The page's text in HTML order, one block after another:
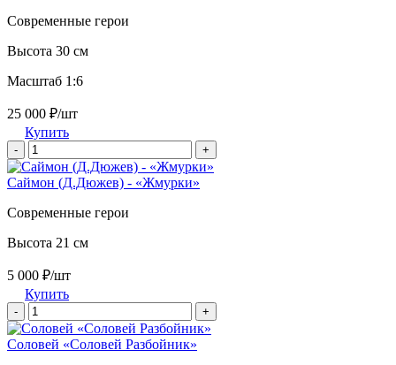
Современные герои
Высота 30 см
Масштаб 1:6
25 000 ₽/шт
Купить
- +
Саймон (Д.Дюжев) - «Жмурки»
Современные герои
Высота 21 см
5 000 ₽/шт
Купить
- +
Соловей «Соловей Разбойник»